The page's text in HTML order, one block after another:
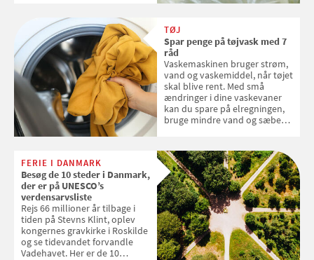
TØJ
Spar penge på tøjvask med 7
råd
Vaskemaskinen bruger strøm,
vand og vaskemiddel, når tøjet
skal blive rent. Med små
ændringer i dine vaskevaner
kan du spare på elregningen,
bruge mindre vand og sæbe
enkle råd til at spare penge på
tøjvasken
FERIE I DANMARK
Besøg de 10 steder i Danmark,
der er på UNESCO’s
verdensarvsliste
Rejs 66 millioner år tilbage i
tiden på Stevns Klint, oplev
kongernes gravkirke i Roskilde
og se tidevandet forvandle
Vadehavet. Her er de 10